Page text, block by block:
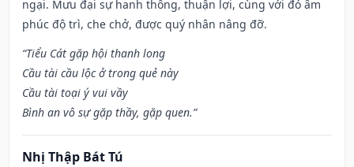
ngại. Mưu đại sự hanh thông, thuận lợi, cùng với đó âm
phúc độ trì, che chở, được quý nhân nâng đỡ.
“Tiểu Cát gặp hội thanh long
Cầu tài cầu lộc ở trong quẻ này
Cầu tài toại ý vui vầy
Bình an vô sự gặp thầy, gặp quen.”
Nhị Thập Bát Tú